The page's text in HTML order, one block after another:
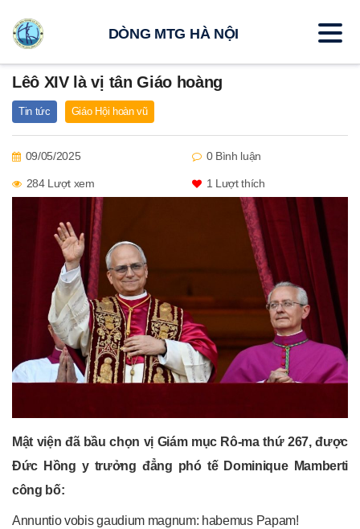
Lêô XIV là vị tân Giáo hoàng
Tin tức Giáo Hội hoàn vũ
09/05/2025 0 Bình luận
284 Lượt xem 1 Lượt thích
Mật viện đã bầu chọn vị Giám mục Rô-ma thứ 267, được
Đức Hồng y trưởng đẳng phó tế Dominique Mamberti
công bố:
Annuntio vobis gaudium magnum: habemus Papam!
DÒNG MTG HÀ NỘI